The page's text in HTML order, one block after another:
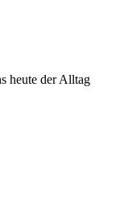
heute der Alltag